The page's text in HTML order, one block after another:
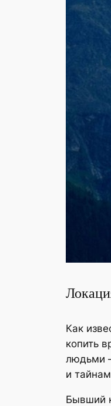
Как
копить
людьми
и
Бывший